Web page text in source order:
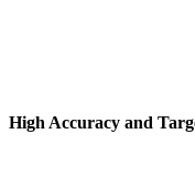
High Accuracy and